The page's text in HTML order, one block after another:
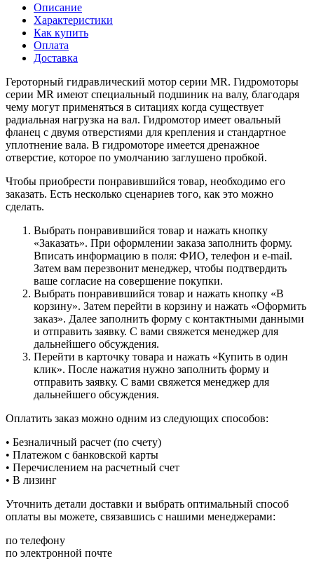
Описание
Характеристики
Как купить
Оплата
Доставка
Героторный гидравлический мотор серии MR. Гидромоторы
серии MR имеют специальный подшиник на валу, благодаря
чему могут применяться в ситациях когда существует
радиальная нагрузка на вал. Гидромотор имеет овальный
фланец с двумя отверстиями для крепления и стандартное
уплотнение вала. В гидромоторе имеется дренажное
отверстие, которое по умолчанию заглушено пробкой.
Чтобы приобрести понравившийся товар, необходимо его
заказать. Есть несколько сценариев того, как это можно
сделать.
Выбрать понравившийся товар и нажать кнопку
«Заказать». При оформлении заказа заполнить форму.
Вписать информацию в поля: ФИО, телефон и e-mail.
Затем вам перезвонит менеджер, чтобы подтвердить
ваше согласие на совершение покупки.
Выбрать понравившийся товар и нажать кнопку «В
корзину». Затем перейти в корзину и нажать «Оформить
заказ». Далее заполнить форму с контактными данными
и отправить заявку. С вами свяжется менеджер для
дальнейшего обсуждения.
Перейти в карточку товара и нажать «Купить в один
клик». После нажатия нужно заполнить форму и
отправить заявку. С вами свяжется менеджер для
дальнейшего обсуждения.
Оплатить заказ можно одним из следующих способов:
• Безналичный расчет (по счету)
• Платежом с банковской карты
• Перечислением на расчетный счет
• В лизинг
Уточнить детали доставки и выбрать оптимальный способ
оплаты вы можете, связавшись с нашими менеджерами:
по телефону
по электронной почте